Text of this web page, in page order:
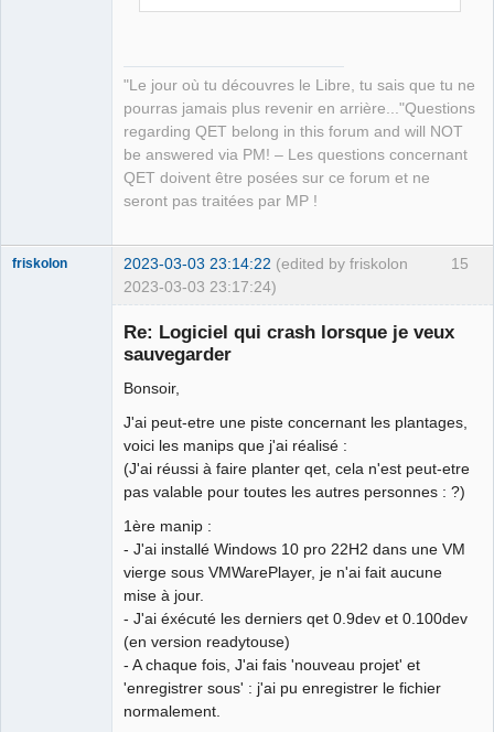
"Le jour où tu découvres le Libre, tu sais que tu ne
pourras jamais plus revenir en arrière..."Questions
regarding QET belong in this forum and will NOT
be answered via PM! – Les questions concernant
QET doivent être posées sur ce forum et ne
seront pas traitées par MP !
15
friskolon 2023-03-03 23:14:22 (edited by friskolon
2023-03-03 23:17:24)
Re: Logiciel qui crash lorsque je veux
sauvegarder
Bonsoir,
J'ai peut-etre une piste concernant les plantages,
voici les manips que j'ai réalisé :
(J'ai réussi à faire planter qet, cela n'est peut-etre
pas valable pour toutes les autres personnes : ?)
1ère manip :
- J'ai installé Windows 10 pro 22H2 dans une VM
vierge sous VMWarePlayer, je n'ai fait aucune
mise à jour.
- J'ai éxécuté les derniers qet 0.9dev et 0.100dev
(en version readytouse)
- A chaque fois, J'ai fais 'nouveau projet' et
'enregistrer sous' : j'ai pu enregistrer le fichier
normalement.